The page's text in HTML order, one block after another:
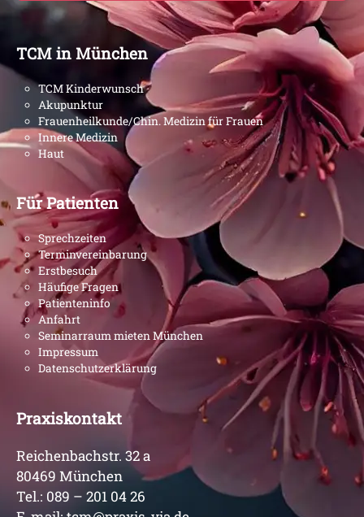
TCM in München
TCM Kinderwunsch
Akupunktur
Frauenheilkunde/Chin. Medizin für Frauen
Innere Medizin
Haut
Für Patienten
Sprechzeiten
Terminvereinbarung
Erstbesuch
Häufige Fragen
Patienteninfo
Anfahrt
Seminarraum mieten München
Impressum
Datenschutzerklärung
Praxiskontakt
Reichenbachstr. 32 a
80469 München
Tel.: 089 – 201 04 26